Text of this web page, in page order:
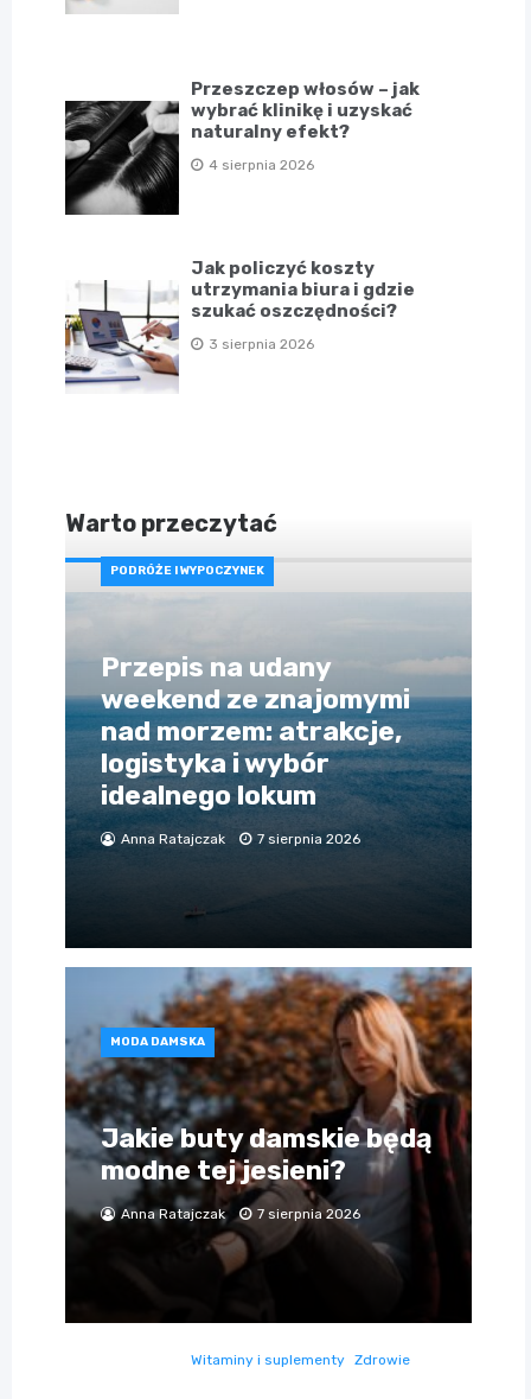
Przeszczep włosów – jak
wybrać klinikę i uzyskać
naturalny efekt?
4 sierpnia 2026
Jak policzyć koszty
utrzymania biura i gdzie
szukać oszczędności?
3 sierpnia 2026
Warto przeczytać
PODRÓŻE I WYPOCZYNEK
Przepis na udany
weekend ze znajomymi
nad morzem: atrakcje,
logistyka i wybór
idealnego lokum
Anna Ratajczak 7 sierpnia 2026
MODA DAMSKA
Jakie buty damskie będą
modne tej jesieni?
Anna Ratajczak 7 sierpnia 2026
Witaminy i suplementy Zdrowie